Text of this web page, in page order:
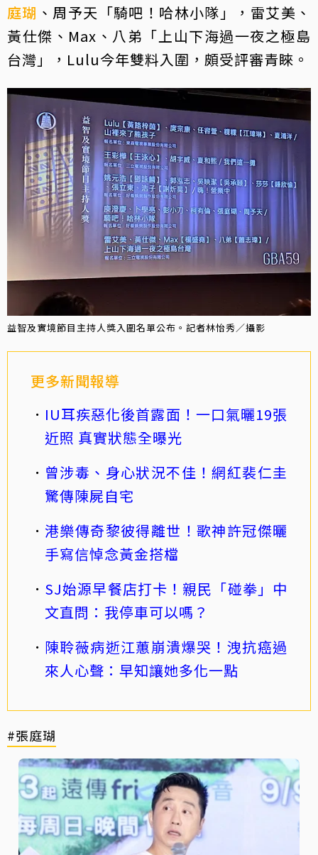
庭瑚 、周予天「騎吧！哈林小隊」，雷艾美、
黃仕傑、Max、八弟「上山下海過一夜之極島
台灣」，Lulu今年雙料入圍，頗受評審青睞。
益智及實境節目主持人獎入圍名單公布。記者林怡秀／攝影
更多新聞報導
IU耳疾惡化後首露面！一口氣曬19張
近照 真實狀態全曝光
曾涉毒、身心狀況不佳！網紅裴仁圭
驚傳陳屍自宅
港樂傳奇黎彼得離世！歌神許冠傑曬
手寫信悼念黃金搭檔
SJ始源早餐店打卡！親民「碰拳」中
文直問：我停車可以嗎？
陳聆薇病逝江蕙崩潰爆哭！洩抗癌過
來人心聲：早知讓她多化一點
#張庭瑚